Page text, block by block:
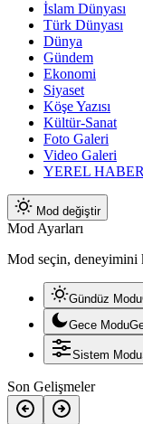
İslam Dünyası
Türk Dünyası
Dünya
Gündem
Ekonomi
Siyaset
Köşe Yazısı
Kültür-Sanat
Foto Galeri
Video Galeri
YEREL
Mod değiştir
Mod Ayarları
Mod seçin, deneyimini
Gündüz Modu
Gece Modu
Sistem Modu
Son Gelişmeler